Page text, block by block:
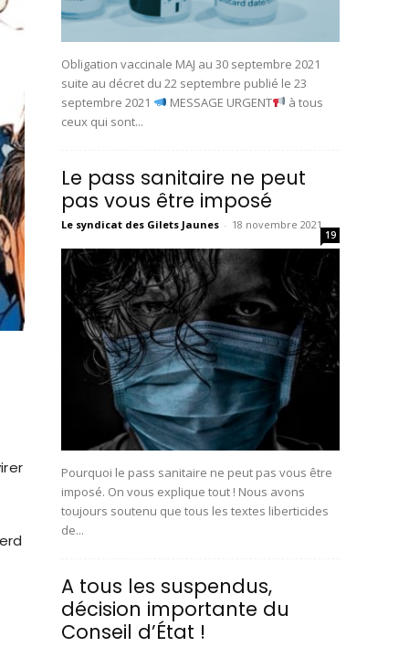
Obligation vaccinale MAJ au 30 septembre 2021
suite au décret du 22 septembre publié le 23
septembre 2021
MESSAGE URGENT
à tous
ceux qui sont...
Le pass sanitaire ne peut
pas vous être imposé
Le syndicat des Gilets Jaunes - 18 novembre 2021
19
Pourquoi le pass sanitaire ne peut pas vous être
imposé. On vous explique tout ! Nous avons
toujours soutenu que tous les textes liberticides
de...
A tous les suspendus,
décision importante du
Conseil d’État !